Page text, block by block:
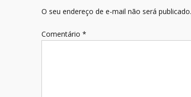
O seu endereço de e-mail não será publicado.
Comentário *